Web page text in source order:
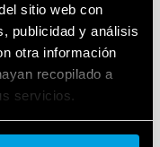
sitio web con
publicidad y análisis
otra información
recopilado a
servicios.
voltaje lo
destruir
fino”